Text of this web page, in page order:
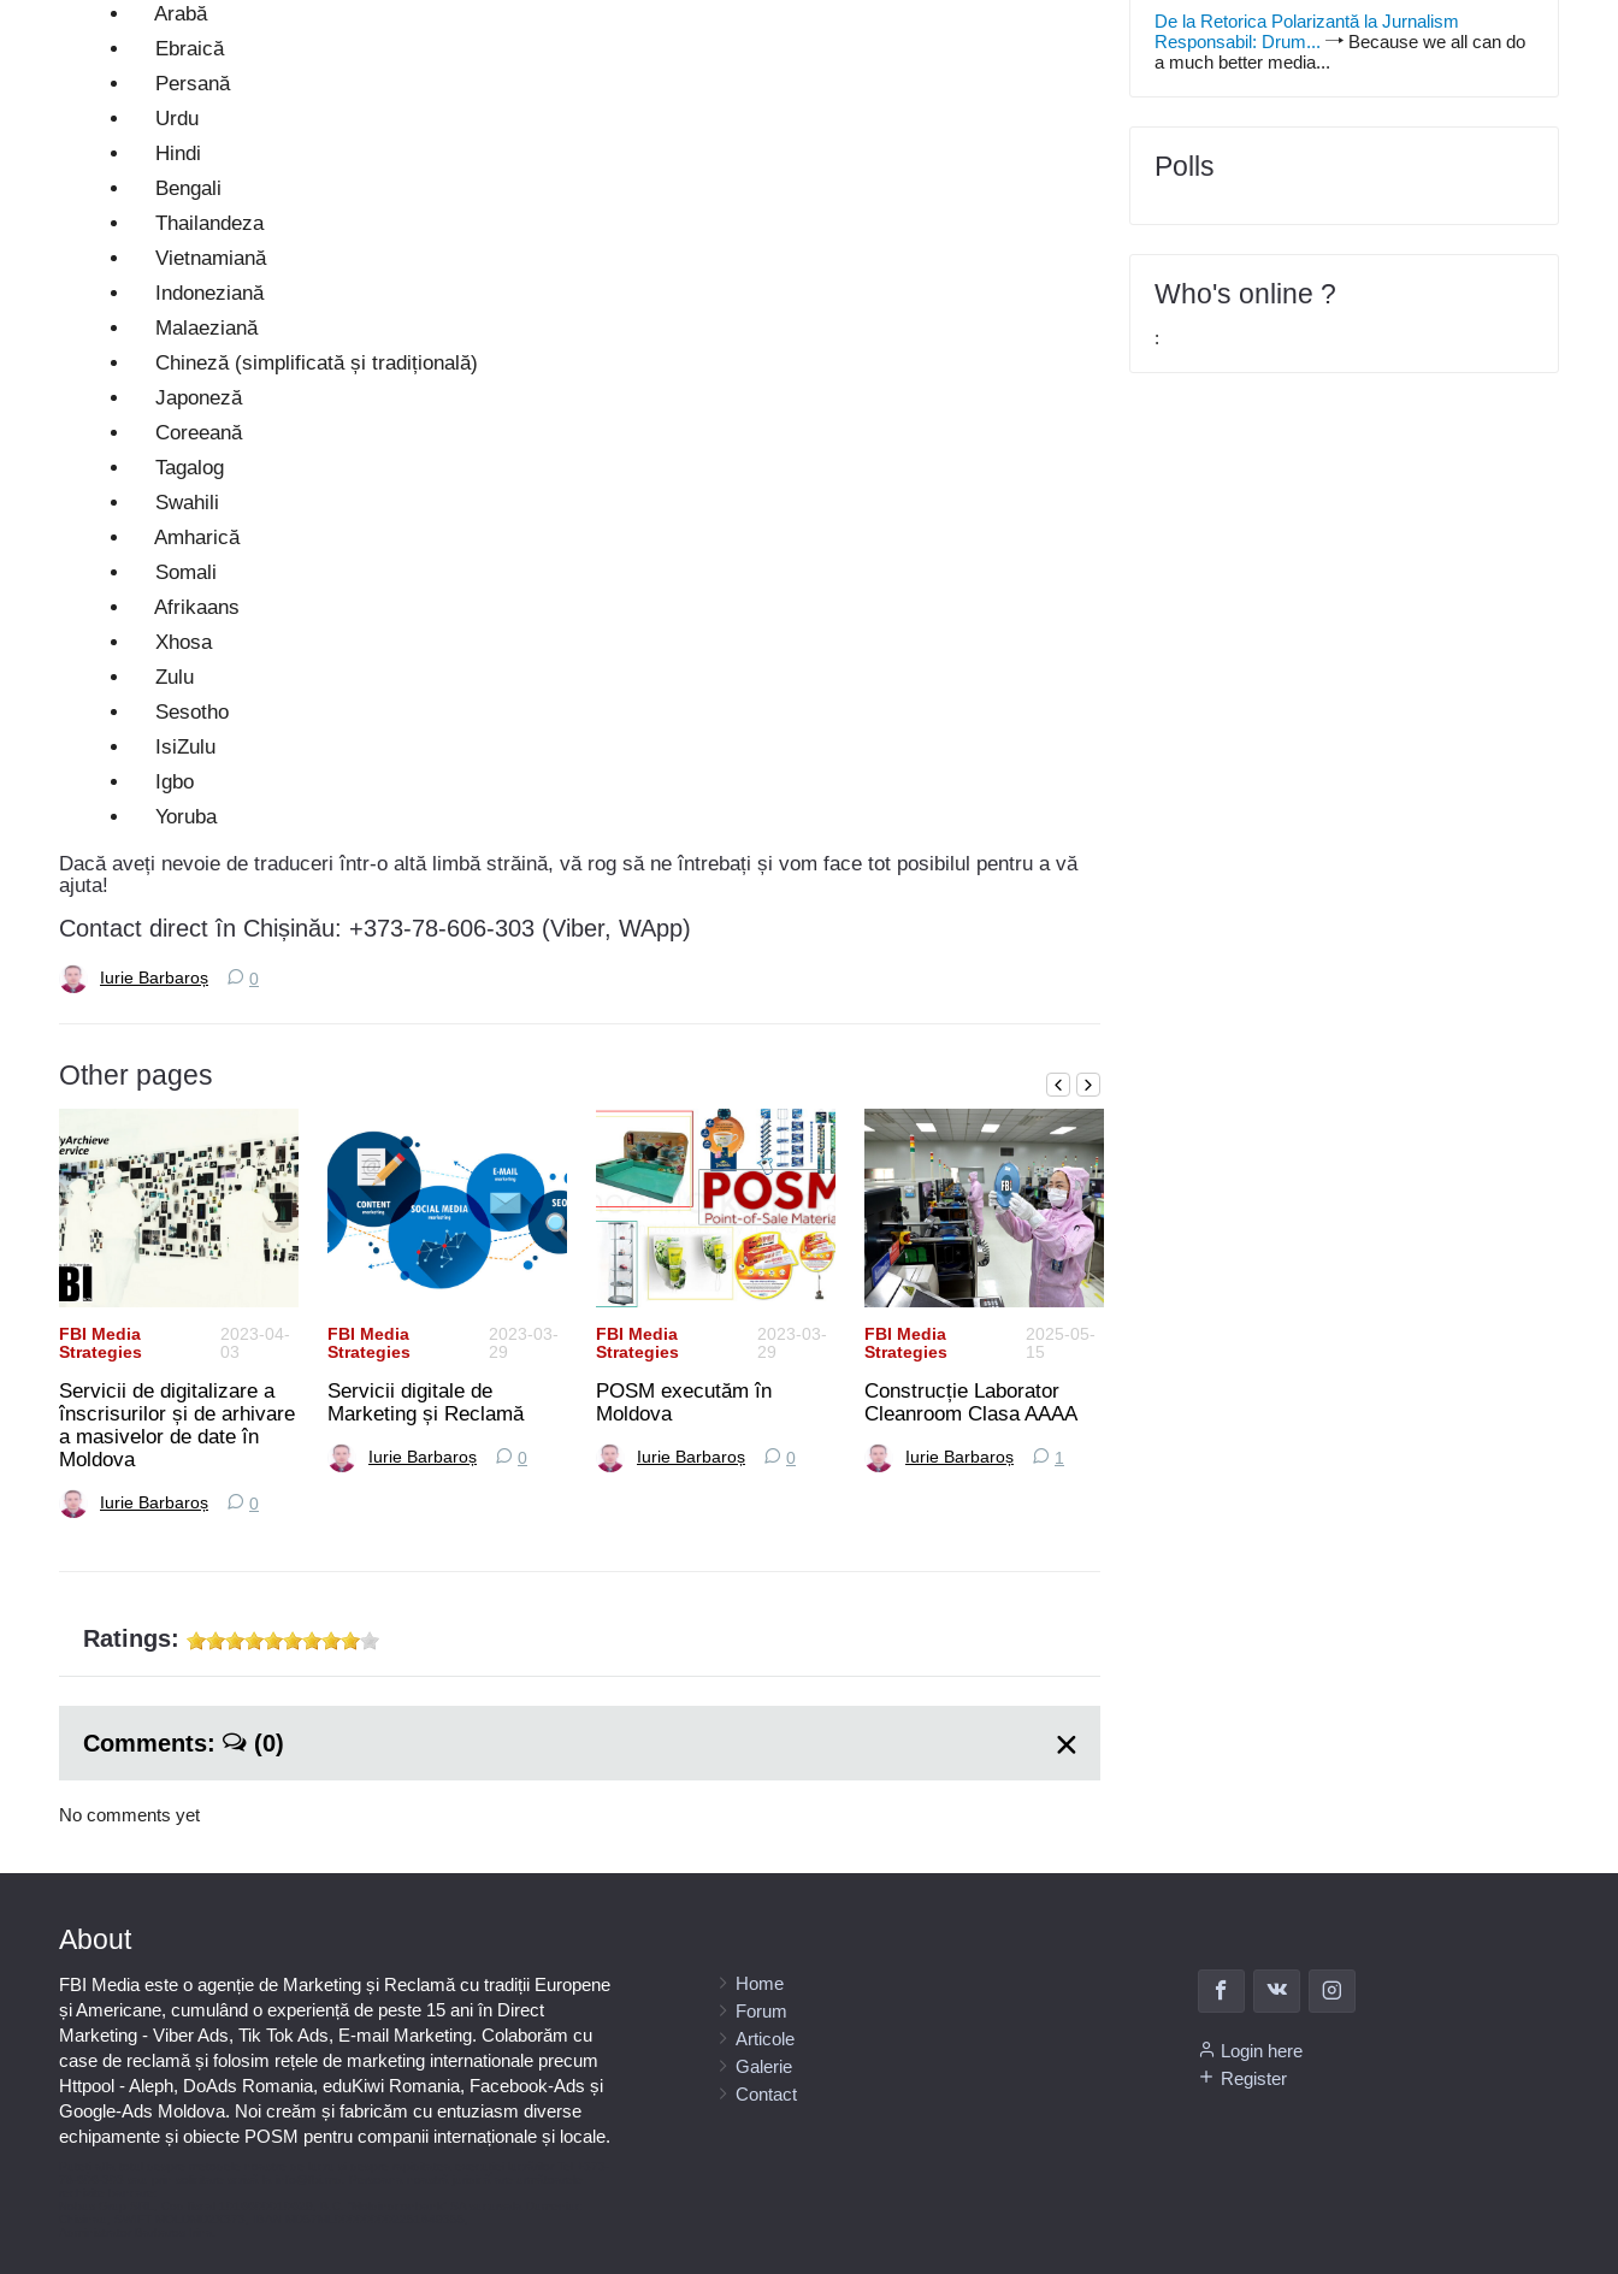
Arabă
Ebraică
Persană
Urdu
Hindi
Bengali
Thailandeza
Vietnamiană
Indoneziană
Malaeziană
Chineză (simplificată și tradițională)
Japoneză
Coreeană
Tagalog
Swahili
Amharică
Somali
Afrikaans
Xhosa
Zulu
Sesotho
IsiZulu
Igbo
Yoruba
Dacă aveți nevoie de traduceri într-o altă limbă străină, vă rog să ne întrebați și vom face tot posibilul pentru a vă
ajuta!
Contact direct în Chișinău: +373-78-606-303 (Viber, WApp)
Iurie Barbaroș 0
Other pages
FBI Media
Strategies
2023-04-
03
Servicii de digitalizare a
înscrisurilor și de arhivare
a masivelor de date în
Moldova
Iurie Barbaroș 0
FBI Media
Strategies
2023-03-
29
Servicii digitale de
Marketing și Reclamă
Iurie Barbaroș 0
FBI Media
Strategies
2023-03-
29
POSM executăm în
Moldova
Iurie Barbaroș 0
FBI Media
Strategies
2025-05-
15
Construcție Laborator
Cleanroom Clasa AAAA
Iurie Barbaroș 1
Ratings:
Comments: (0)
No comments yet
De la Retorica Polarizantă la Jurnalism
Responsabil: Drum...
Because we all can do
a much better media...
Polls
Who's online ?
:
About
FBI Media este o agenție de Marketing și Reclamă cu tradiții Europene
și Americane, cumulând o experiență de peste 15 ani în Direct
Marketing - Viber Ads, Tik Tok Ads, E-mail Marketing. Colaborăm cu
case de reclamă și folosim rețele de marketing internationale precum
Httpool - Aleph, DoAds Romania, eduKiwi Romania, Facebook-Ads și
Google-Ads Moldova. Noi creăm și fabricăm cu entuziasm diverse
echipamente și obiecte POSM pentru companii internaționale și locale.
Home
Forum
Articole
Galerie
Contact
Login here
Register